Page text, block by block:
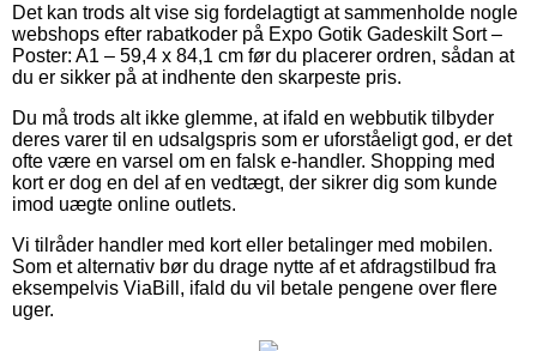
Det kan trods alt vise sig fordelagtigt at sammenholde nogle
webshops efter rabatkoder på Expo Gotik Gadeskilt Sort –
Poster: A1 – 59,4 x 84,1 cm før du placerer ordren, sådan at
du er sikker på at indhente den skarpeste pris.
Du må trods alt ikke glemme, at ifald en webbutik tilbyder
deres varer til en udsalgspris som er uforståeligt god, er det
ofte være en varsel om en falsk e-handler. Shopping med
kort er dog en del af en vedtægt, der sikrer dig som kunde
imod uægte online outlets.
Vi tilråder handler med kort eller betalinger med mobilen.
Som et alternativ bør du drage nytte af et afdragstilbud fra
eksempelvis ViaBill, ifald du vil betale pengene over flere
uger.